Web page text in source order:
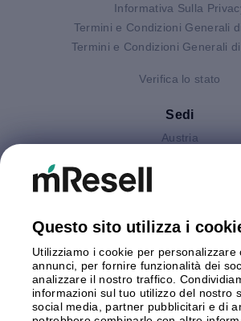
Informativa Sulla
Termini e Condizioni Generali
Termini e Condizioni Generali
Verifica lo stato
Sedi
Austria
Gran Bretagna
Olanda
Polonia
Spagna
Svezia
Questo sito utilizza i
Utilizziamo i cookie per personalizzare
annunci, per fornire funzionalità dei
analizzare il nostro traffico.
informazioni sul tuo utilizzo del nostro
social media, partner pubblicitari e di